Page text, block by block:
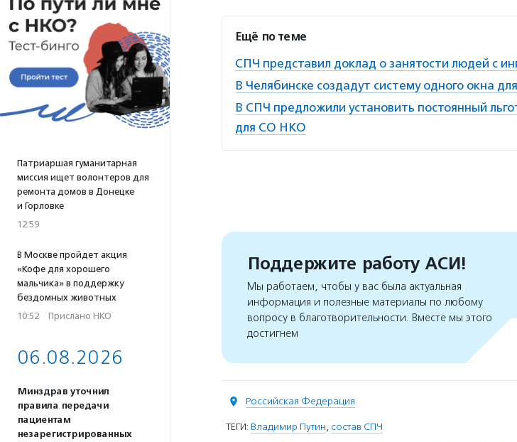
Патриаршая гуманитарная
миссия ищет волонтеров для
ремонта домов в Донецке
и Горловке
12:59
В Москве пройдет акция
«Кофе для хорошего
мальчика» в поддержку
бездомных животных
10:52 · Прислано НКО
06.08.2026
Минздрав уточнил
правила передачи
пациентам
незарегистрированных
Ещё по теме
СПЧ представил доклад о занятости людей с
В Челябинске создадут систему одного окна
В СПЧ предложили установить постоянный
для СО НКО
Поддержите работу АСИ!
Мы работаем, чтобы у вас была актуальная
информация и полезные материалы по любому
вопросу в благотворительности. Вместе мы этого
достигнем
Российская Федерация
ТЕГИ: Владимир Путин, состав СПЧ